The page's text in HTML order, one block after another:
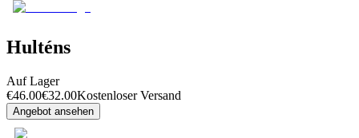
Hulténs
Auf Lager
€46.00€32.00Kostenloser Versand
Angebot ansehen